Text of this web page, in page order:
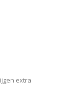
extra